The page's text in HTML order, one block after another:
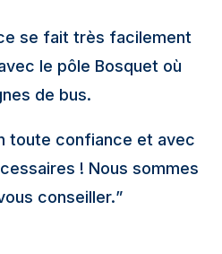
se fait très facilement
le pôle Bosquet où
de bus.
toute confiance et avec
! Nous sommes
conseiller.”